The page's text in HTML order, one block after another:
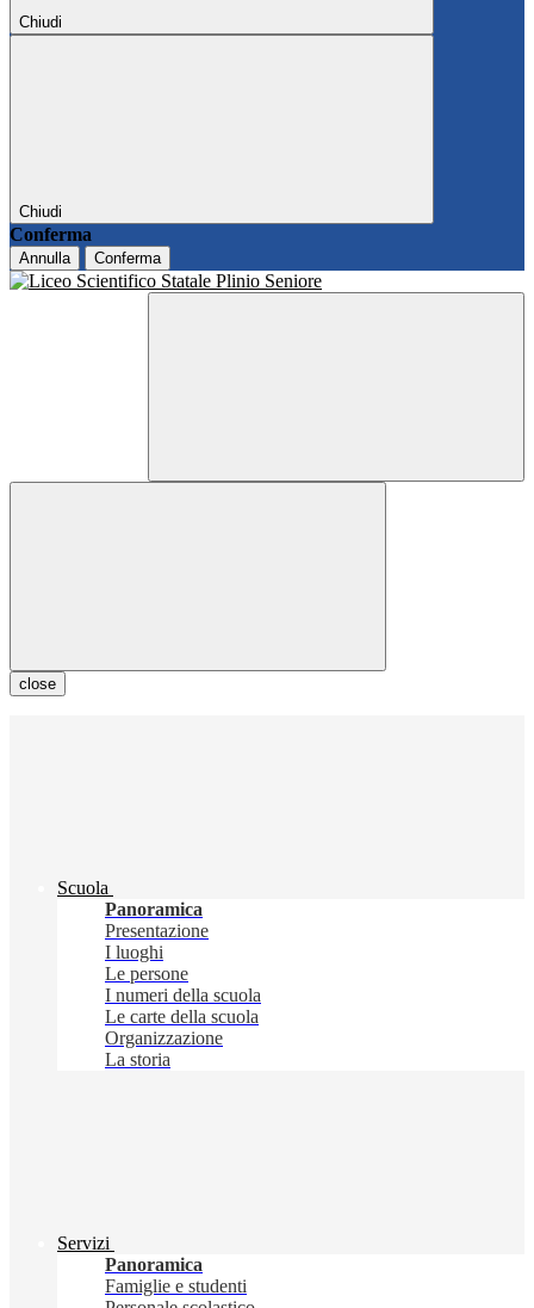
Chiudi
Chiudi
Conferma
Annulla Conferma
close
Scuola
Panoramica
Presentazione
I luoghi
Le persone
I numeri della scuola
Le carte della scuola
Organizzazione
La storia
Servizi
Panoramica
Famiglie e studenti